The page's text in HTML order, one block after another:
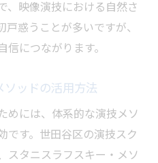
、映像演技における自然さ
惑うことが多いですが、
につながります。
ソッドの活用方法
めには、体系的な演技メソ
です。世田谷区の演技スク
スタニスラフスキー・メソ